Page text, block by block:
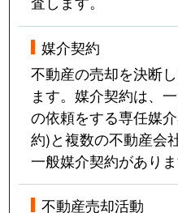
媒介契約
不動産の売却を決断
ます。媒介契約は、
の依頼をする専任媒
約)と複数の不動産会
一般媒介契約がありま
不動産売却活動